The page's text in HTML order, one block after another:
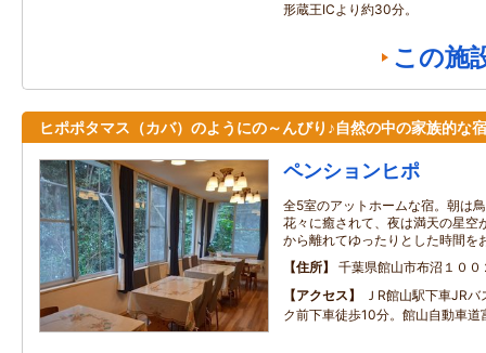
形蔵王ICより約30分。
この施
ヒポポタマス（カバ）のようにの～んびり♪自然の中の家族的な宿
ペンションヒポ
全5室のアットホームな宿。朝は
花々に癒されて、夜は満天の星
から離れてゆったりとした時間を
住所
千葉県館山市布沼１００
アクセス
ＪR館山駅下車JR
ク前下車徒歩10分。館山自動車道